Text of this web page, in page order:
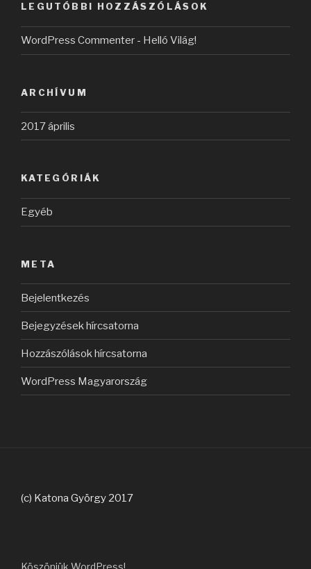
LEGUTÓBBI HOZZÁSZÓLÁSOK
WordPress Commenter - Helló Világ!
ARCHÍVUM
2017 április
KATEGÓRIÁK
Egyéb
META
Bejelentkezés
Bejegyzések hírcsatorna
Hozzászólások hírcsatorna
WordPress Magyarország
(c) Katona György 2017
Köszönjük WordPress!